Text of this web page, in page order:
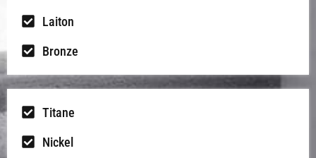
Laiton
Bronze
Titane
Nickel